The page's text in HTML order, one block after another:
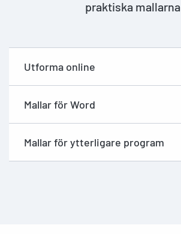
praktiska mallarna.
Utforma online
Mallar för Word
Mallar för ytterligare program